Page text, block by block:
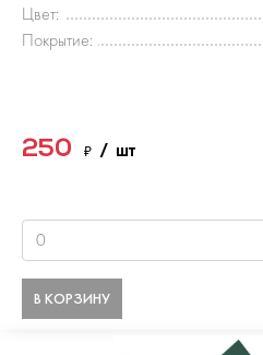
Цвет:
Покрытие:
250 ₽ / шт
В КОРЗИНУ